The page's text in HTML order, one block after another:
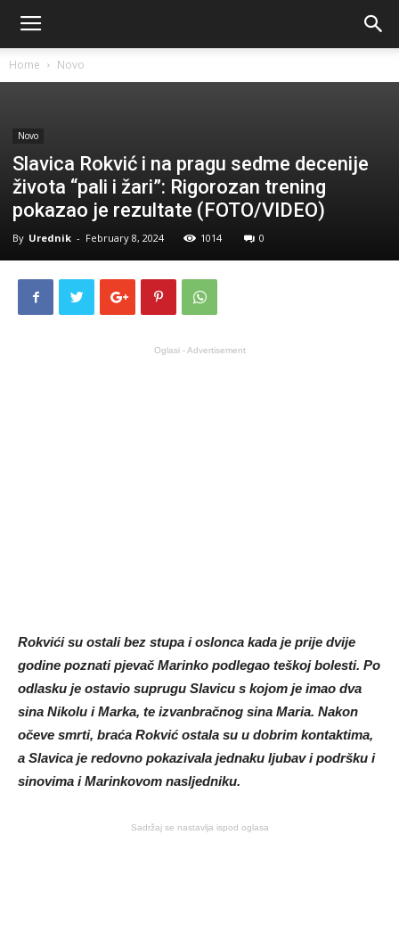
Home Novo
Novo
Slavica Rokvić i na pragu sedme decenije
života “pali i žari”: Rigorozan trening
pokazao je rezultate (FOTO/VIDEO)
By Urednik - February 8, 2024 1014 0
Oglasi - Advertisement
Rokvići su ostali bez stupa i oslonca kada je prije dvije
godine poznati pjevač Marinko podlegao teškoj bolesti. Po
odlasku je ostavio suprugu Slavicu s kojom je imao dva
sina Nikolu i Marka, te izvanbračnog sina Maria. Nakon
očeve smrti, braća Rokvić ostala su u dobrim kontaktima,
a Slavica je redovno pokazivala jednaku ljubav i podršku i
sinovima i Marinkovom nasljedniku.
Sadržaj se nastavlja ispod oglasa